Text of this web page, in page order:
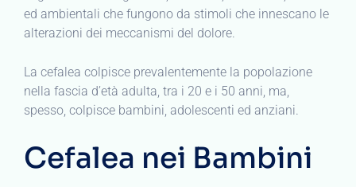
ed ambientali che fungono da stimoli che innescano le
alterazioni dei meccanismi del dolore.
La cefalea colpisce prevalentemente la popolazione
nella fascia d’età adulta, tra i 20 e i 50 anni, ma,
spesso, colpisce bambini, adolescenti ed anziani.
Cefalea nei Bambini